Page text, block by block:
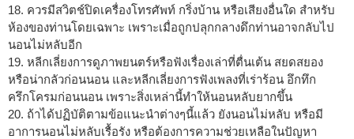
18. ควรมีสวิตช์ปิดเครื่องโทรศัพท์ กริ่งบ้าน หรือเสียงอื่นใด สำหรับ
ห้องของท่านโดยเฉพาะ เพราะเมื่อถูกปลุกกลางดึกท่านอาจกลับไป
นอนไม่หลับอีก
19. หลีกเลี่ยงการดูภาพยนตร์หรือฟังเรื่องเล่าที่ตื่นเต้น สยดสยอง
หรือน่ากลัวก่อนนอน และหลีกเลี่ยงการฟังเพลงที่เร่าร้อน อึกทึก
ครึกโครมก่อนนอน เพราะสิ่งเหล่านี้ทำให้นอนหลับยากขึ้น
20. ถ้าได้ปฏิบัติตามข้อแนะนำต่างๆนี้แล้ว ยังนอนไม่หลับ หรือมี
อาการนอนไม่หลับเรื้อรัง หรือต้องการความช่วยเหลือในปัญหา